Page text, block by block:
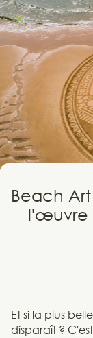
Beach
l'œuvre
Et si la plus
disparaît ?